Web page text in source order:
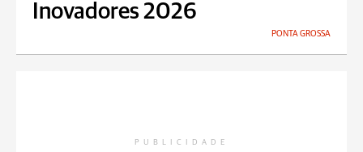
Inovadores 2026
PONTA GROSSA
PUBLICIDADE